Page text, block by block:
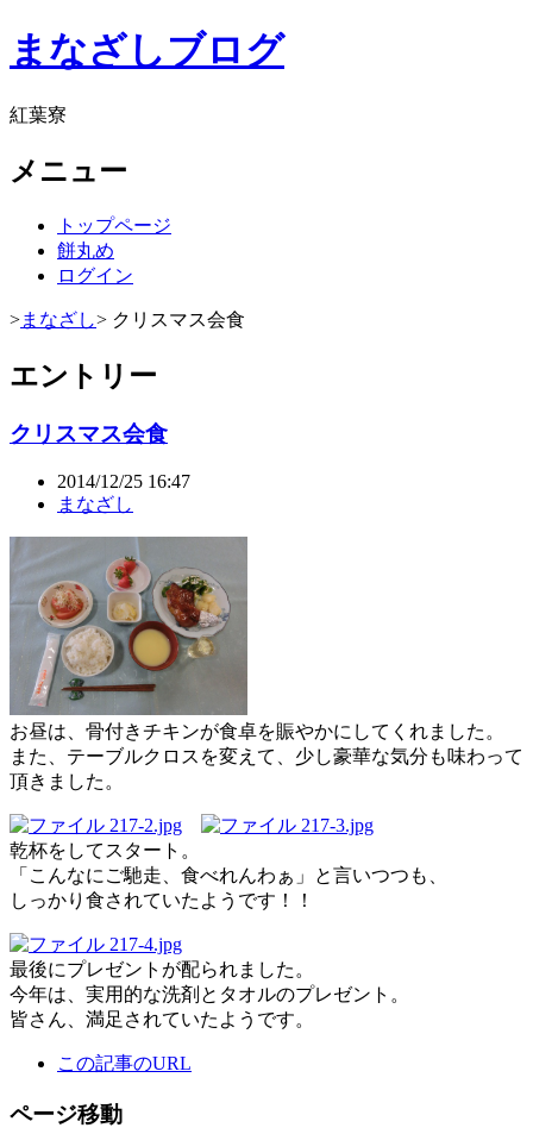
まなざしブログ
紅葉寮
メニュー
トップページ
餅丸め
ログイン
>まなざし> クリスマス会食
エントリー
クリスマス会食
2014/12/25 16:47
まなざし
お昼は、骨付きチキンが食卓を賑やかにしてくれました。
また、テーブルクロスを変えて、少し豪華な気分も味わって
頂きました。
乾杯をしてスタート。
「こんなにご馳走、食べれんわぁ」と言いつつも、
しっかり食されていたようです！！
最後にプレゼントが配られました。
今年は、実用的な洗剤とタオルのプレゼント。
皆さん、満足されていたようです。
この記事のURL
ページ移動